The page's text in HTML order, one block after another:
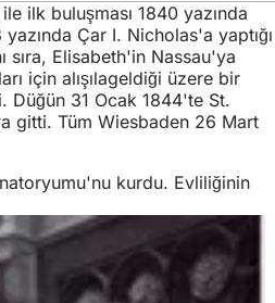
ile ilk buluşması 1840 yazında
Çar I. Nicholas'a yaptığı
sıra, Elisabeth'in Nassau'ya
için alışılageldiği üzere bir
Düğün 31 Ocak 1844'te St.
gitti. Tüm Wiesbaden 26 Mart
kurdu. Evliliğinin